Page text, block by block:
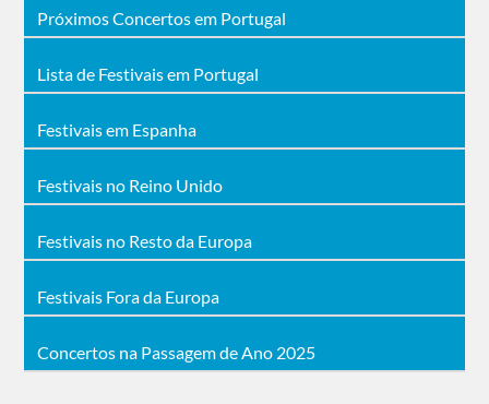
Próximos Concertos em Portugal
Lista de Festivais em Portugal
Festivais em Espanha
Festivais no Reino Unido
Festivais no Resto da Europa
Festivais Fora da Europa
Concertos na Passagem de Ano 2025